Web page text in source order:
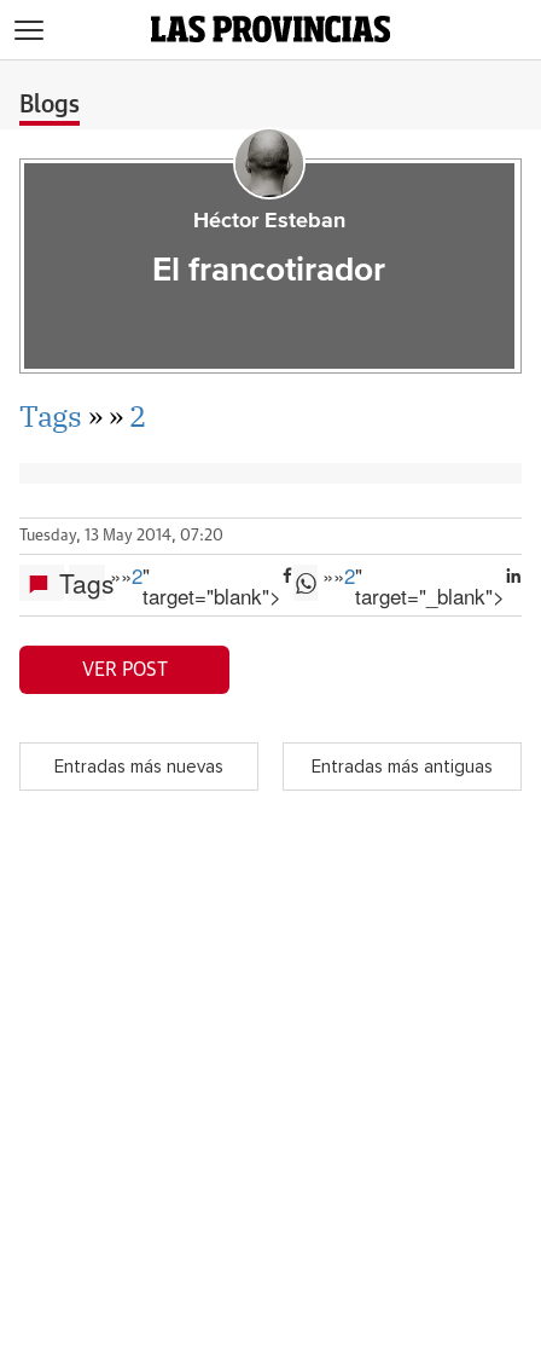
Blogs
Héctor Esteban
El francotirador
Tags »»2
Tuesday, 13 May 2014, 07:20
Tags»»2"
target="blank">
»»2"
target="_blank">
VER POST
Entradas más nuevas Entradas más antiguas